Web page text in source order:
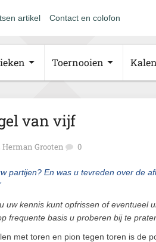
artikel Contact en colofon
Toernooien
van vijf
Herman Grooten 0
partijen? En was u tevreden over de
uw kennis kunt opfrissen of eventueel
frequente basis u proberen bij te
met toren en pion tegen toren is de